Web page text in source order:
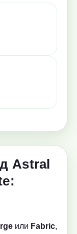
Astral
или Fabric,